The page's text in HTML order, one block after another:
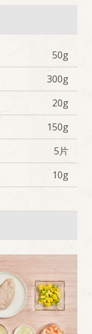
50g
300g
20g
150g
5片
10g